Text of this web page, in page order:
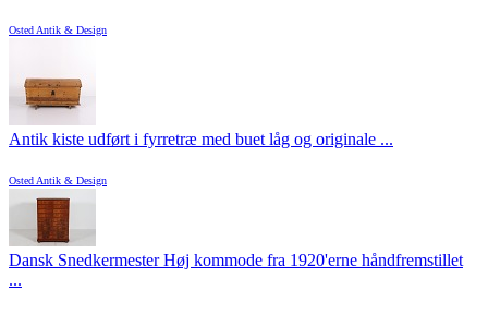
Osted Antik & Design
Antik kiste udført i fyrretræ med buet låg og originale ...
Osted Antik & Design
Dansk Snedkermester Høj kommode fra 1920'erne håndfremstillet
...